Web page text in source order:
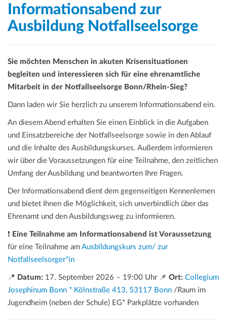
Informationsabend zur
Ausbildung Notfallseelsorge
Sie möchten Menschen in akuten Krisensituationen
begleiten und interessieren sich für eine ehrenamtliche
Mitarbeit in der Notfallseelsorge Bonn/Rhein-Sieg?
Dann laden wir Sie herzlich zu unserem Informationsabend ein.
An diesem Abend erhalten Sie einen Einblick in die Aufgaben
und Einsatzbereiche der Notfallseelsorge sowie in den Ablauf
und die Inhalte des Ausbildungskurses. Außerdem informieren
wir über die Voraussetzungen für eine Teilnahme, den zeitlichen
Umfang der Ausbildung und beantworten Ihre Fragen.
Der Informationsabend dient dem gegenseitigen Kennenlernen
und bietet Ihnen die Möglichkeit, sich unverbindlich über das
Ehrenamt und den Ausbildungsweg zu informieren.
❗ Eine Teilnahme am Informationsabend ist Voraussetzung
für eine Teilnahme am Ausbildungskurs zum/ zur
Notfallseelsorger*in
📍 Datum: 17. September 2026 – 19:00 Uhr 📌 Ort: Collegium
Josephinum Bonn * Kölnstraße 413, 53117 Bonn /Raum im
Jugendheim (neben der Schule) EG* Parkplätze vorhanden